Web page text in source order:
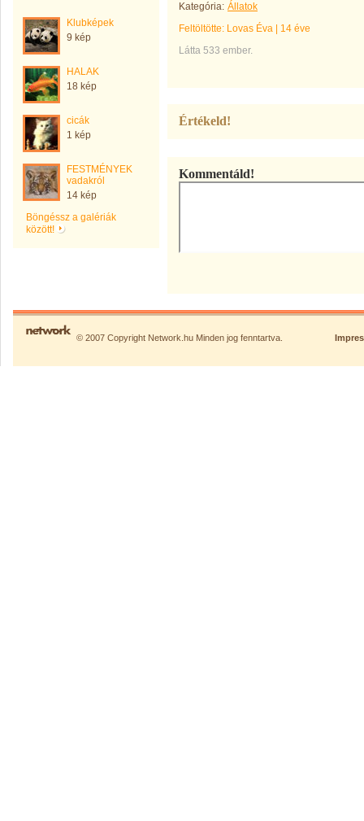
Klubképek
9 kép
HALAK
18 kép
cicák
1 kép
FESTMÉNYEK
vadakról
14 kép
Böngéssz a galériák
között!
Kategória: Állatok
Feltöltötte: Lovas Éva
14 éve
Látta 533 ember.
Értékeld!
Kommentáld!
© 2007 Copyright Network.hu Minden jog fenntartva.